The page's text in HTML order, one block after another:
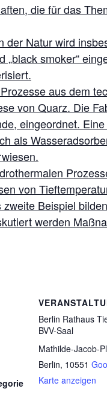
die für das
Natur wird
smoker“
aus dem
von Quarz. Die
eingeordnet.
als
von
Beispiel
werden
Berlin Rathaus
BVV-Saal
Mathilde-Jacob-
Berlin, 10551
Karte anzeigen